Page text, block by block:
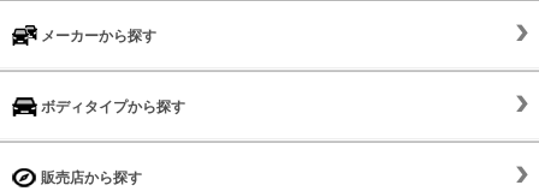
メーカーから探す
ボディタイプから探す
販売店から探す